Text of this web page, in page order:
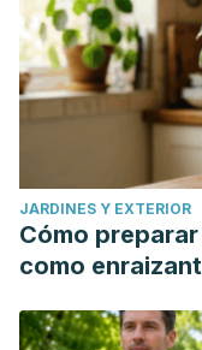
JARDINES Y EXTERIOR
Cómo
como